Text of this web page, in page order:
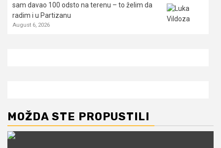
sam davao 100 odsto na terenu – to želim da
radim i u Partizanu
August 6, 2026
MOŽDA STE PROPUSTILI